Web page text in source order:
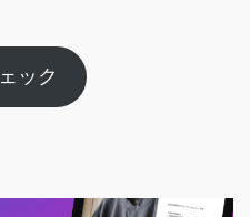
ック